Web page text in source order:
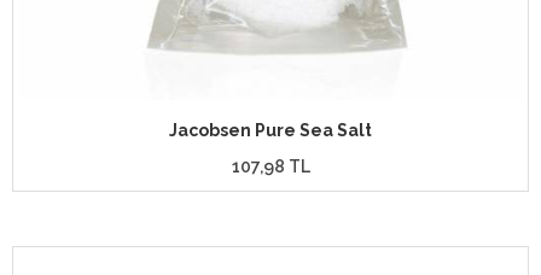
Jacobsen Pure Sea Salt
107,98 TL